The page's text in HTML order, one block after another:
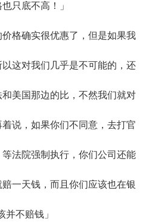
只底不高！」
格确实很优惠了，但是如果我
这对我们几乎是不可能的，还
美国那边的比，不然我们就对
说，如果你们不同意，去打官
法院强制执行，你们公司还能
一天钱，而且你们应该也在银
不赔钱」